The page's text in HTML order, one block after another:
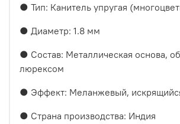
● Тип: Канитель упругая
● Диаметр: 1.8 мм
● Состав: Металлическая основа,
люрексом
● Эффект: Меланжевый,
● Страна производства: Индия